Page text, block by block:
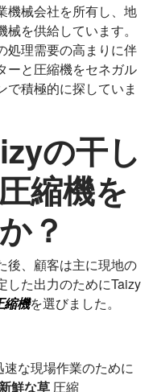
機械会社を所有し、地
を供給しています。
処理需要の高まりに伴
ーと圧縮機をセネガル
で積極的に探していま
の干し
縮機を
？
後、顧客は主に現地の
した出力のためにTaizy
縮機を選びました。
速な現場作業のために
鮮な草 圧縮